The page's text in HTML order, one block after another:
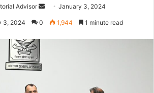
Advisor January 3, 2024
3, 2024 0 1,944 1 minute read